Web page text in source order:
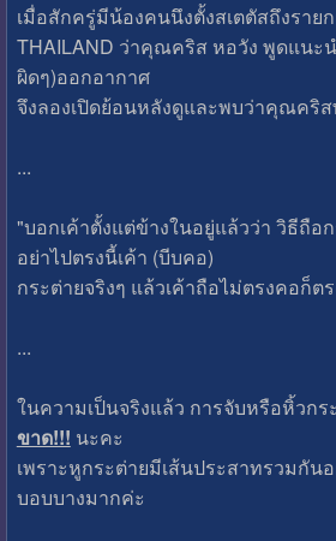
เมื่อสักครู่มีน้องคนนึงตั้งสเตตัสถึงรายก
THAILAND ว่าคุณคริส หอวัง พูดแนะ
ผิดๆ)ออกอากาศ
จึงลองเปิดย้อนหลังดูและพบว่าคุณคริ
...
"บอกเค้าตั้งแต่ข้างในอยู่แล้วว่า วิธีถือ
อย่าไปตรงนี้เค้า (บีบคอ)
กระต่ายจริงๆ แล้วเค้าถือไม่ตรงคอก็ต
...
ในความเป็นจริงแล้ว การจับหรือหิ้วกร
ขาด!!! นะคะ
เพราะหูกระต่ายมีเส้นประสาทรวมกัน
บอบบางมากค่ะ